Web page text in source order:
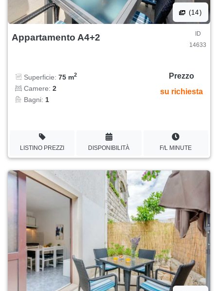
(14)
Appartamento A4+2
ID
14633
Superficie: 75 m2
Camere: 2
Bagni: 1
Prezzo
su richiesta
LISTINO PREZZI DISPONIBILITÀ F/L MINUTE